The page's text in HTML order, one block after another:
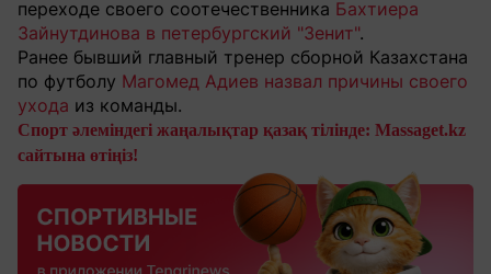
переходе своего соотечественника Бахтиера
Зайнутдинова в петербургский "Зенит".
Ранее бывший главный тренер сборной Казахстана
по футболу Магомед Адиев назвал причины своего
ухода из команды.
Спорт әлеміндегі жаңалықтар қазақ тілінде: Massaget.kz
сайтына өтіңіз!